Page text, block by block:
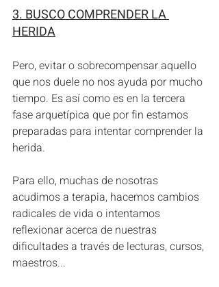
3. BUSCO COMPRENDER LA
HERIDA
Pero, evitar o sobrecompensar aquello
que nos duele no nos ayuda por mucho
tiempo. Es así como es en la tercera
fase arquetípica que por fin estamos
preparadas para intentar comprender la
herida.
Para ello, muchas de nosotras
acudimos a terapia, hacemos cambios
radicales de vida o intentamos
reflexionar acerca de nuestras
dificultades a través de lecturas, cursos,
maestros...